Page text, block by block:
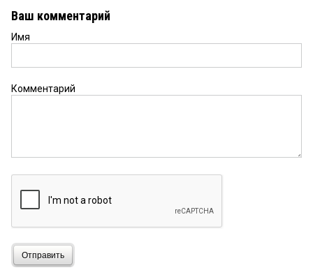
Ваш комментарий
Имя
Комментарий
Отправить